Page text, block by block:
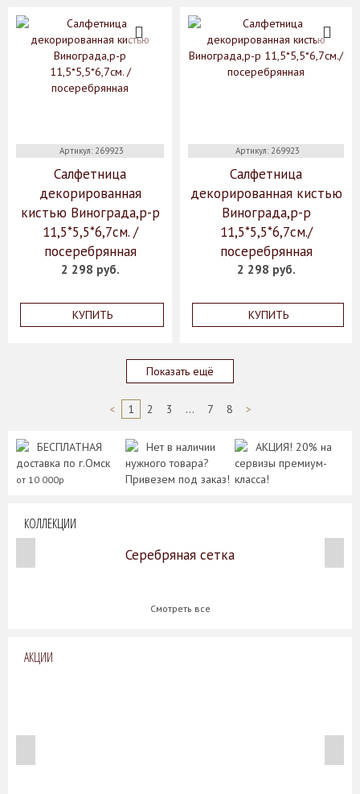
Артикул: 269923
Салфетница
декорированная
кистью Винограда,р-р
11,5*5,5*6,7см. /
посеребрянная
2 298 руб.
КУПИТЬ
Артикул: 269923
Салфетница
декорированная кистью
Винограда,р-р
11,5*5,5*6,7см./
посеребрянная
2 298 руб.
КУПИТЬ
Показать ещё
< 1 2 3 ... 7 8 >
БЕСПЛАТНАЯ
доставка по г.Омск
от 10 000р
Нет в наличии
нужного товара?
Привезем под заказ!
АКЦИЯ! 20% на
сервизы премиум-
класса!
КОЛЛЕКЦИИ
Серебряная сетка
Смотреть все
АКЦИИ